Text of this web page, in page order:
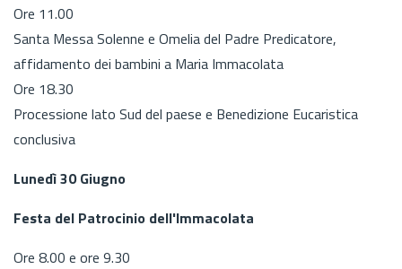
Ore 11.00
Santa Messa Solenne e Omelia del Padre Predicatore,
affidamento dei bambini a Maria Immacolata
Ore 18.30
Processione lato Sud del paese e Benedizione Eucaristica
conclusiva
Lunedì 30 Giugno
Festa del Patrocinio dell'Immacolata
Ore 8.00 e ore 9.30